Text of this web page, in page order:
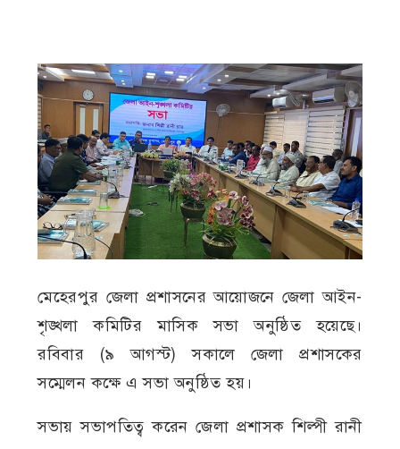
মেহেরপুর জেলা প্রশাসনের আয়োজনে জেলা আইন-
শৃঙ্খলা কমিটির মাসিক সভা অনুষ্ঠিত হয়েছে।
রবিবার (৯ আগস্ট) সকালে জেলা প্রশাসকের
সম্মেলন কক্ষে এ সভা অনুষ্ঠিত হয়।
সভায় সভাপতিত্ব করেন জেলা প্রশাসক শিল্পী রানী